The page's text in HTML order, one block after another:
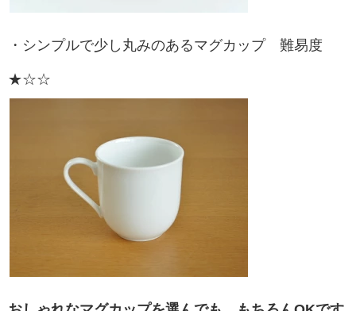
・シンプルで少し丸みのあるマグカップ 難易度
★☆☆